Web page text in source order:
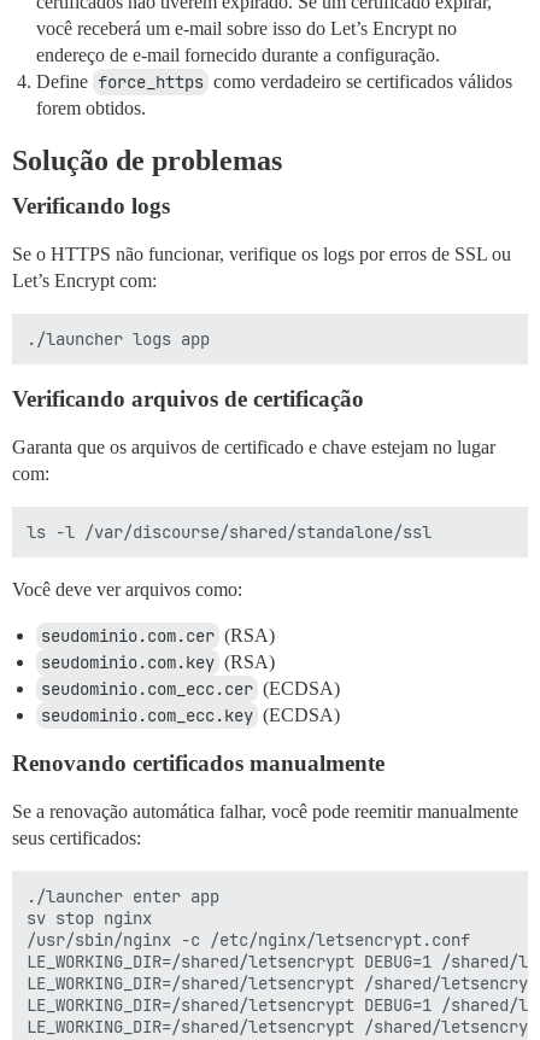
você receberá um e-mail sobre isso do Let’s Encrypt no
endereço de e-mail fornecido durante a configuração.
Define force_https como verdadeiro se certificados válidos
forem obtidos.
Solução de problemas
Verificando logs
Se o HTTPS não funcionar, verifique os logs por erros de SSL ou
Let’s Encrypt com:
Verificando arquivos de certificação
Garanta que os arquivos de certificado e chave estejam no lugar
com:
Você deve ver arquivos como:
seudominio.com.cer (RSA)
seudominio.com.key (RSA)
seudominio.com_ecc.cer (ECDSA)
seudominio.com_ecc.key (ECDSA)
Renovando certificados manualmente
Se a renovação automática falhar, você pode reemitir manualmente
seus certificados:
./launcher enter app
sv stop nginx
/usr/sbin/nginx -c /etc/nginx/letsencrypt.conf
LE_WORKING_DIR=/shared/letsencrypt DEBUG=1 /
LE_WORKING_DIR=/shared/letsencrypt /shared/
LE_WORKING_DIR=/shared/letsencrypt DEBUG=1 /
LE_WORKING_DIR=/shared/letsencrypt /shared/